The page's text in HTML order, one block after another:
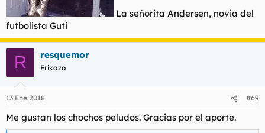
chanante...)
"A sus pieeees, señoraaa."
La señorita Andersen, novia del
futbolista Guti
R resquemor
Frikazo
13 Ene 2018 #69
Me gustan los chochos peludos. Gracias por el aporte.